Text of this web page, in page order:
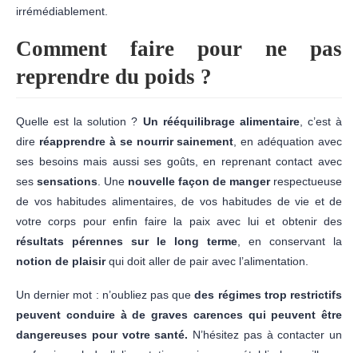
irrémédiablement.
Comment faire pour ne pas
reprendre du poids ?
Quelle est la solution ? Un rééquilibrage alimentaire, c’est à
dire réapprendre à se nourrir sainement , en adéquation avec
ses besoins mais aussi ses goûts, en reprenant contact avec
ses sensations . Une nouvelle façon de mangerrespectueuse
de vos habitudes alimentaires, de vos habitudes de vie et de
votre corps pour enfin faire la paix avec lui et obtenir des
résultats pérennes sur le long terme , en conservant la
notion de plaisirqui doit aller de pair avec l’alimentation.
Un dernier mot : n’oubliez pas quedes régimes trop restrictifs
peuvent conduire à de graves carences qui peuvent être
dangereuses pour votre santé. N’hésitez pas à contacter un